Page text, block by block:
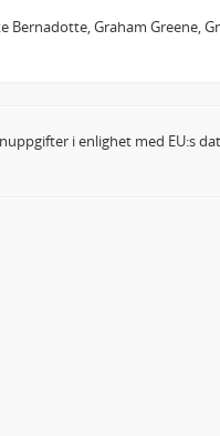
Graham Greene,
i enlighet med EU:s